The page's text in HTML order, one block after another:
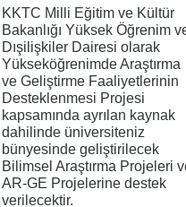
KKTC Milli Eğitim ve Kültür
Bakanlığı Yüksek Öğrenim
Dışilişkiler Dairesi olarak
Yükseköğrenimde Araştırma
ve Geliştirme Faaliyetlerinin
Desteklenmesi Projesi
kapsamında ayrılan kaynak
dahilinde üniversiteniz
bünyesinde geliştirilecek
Bilimsel Araştırma Projeleri
AR-GE Projelerine destek
verilecektir.